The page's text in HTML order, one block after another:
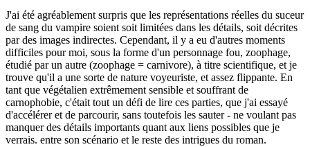
J'ai été agréablement surpris que les représentations réelles du suceur
de sang du vampire soient soit limitées dans les détails, soit décrites
par des images indirectes. Cependant, il y a eu d'autres moments
difficiles pour moi, sous la forme d'un personnage fou, zoophage,
étudié par un autre (zoophage = carnivore), à titre scientifique, et je
trouve qu'il a une sorte de nature voyeuriste, et assez flippante. En
tant que végétalien extrêmement sensible et souffrant de
carnophobie, c'était tout un défi de lire ces parties, que j'ai essayé
d'accélérer et de parcourir, sans toutefois les sauter - ne voulant pas
manquer des détails importants quant aux liens possibles que je
verrais. entre son scénario et le reste des intrigues du roman.